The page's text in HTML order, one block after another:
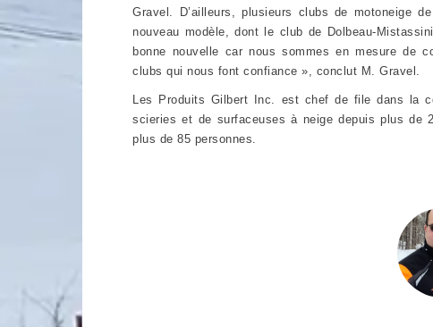
Gravel. D’ailleurs, plusieurs clubs de motoneige
nouveau modèle, dont le club de Dolbeau-
bonne nouvelle car nous sommes en mesure de
clubs qui nous font confiance », conclut M. Gravel.
Les Produits Gilbert Inc. est chef de file dans la
scieries et de surfaceuses à neige depuis plus de
plus de 85 personnes.